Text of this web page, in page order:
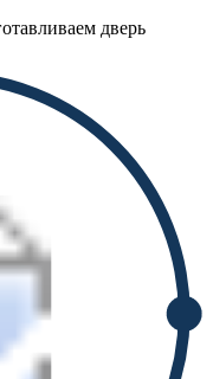
дверь